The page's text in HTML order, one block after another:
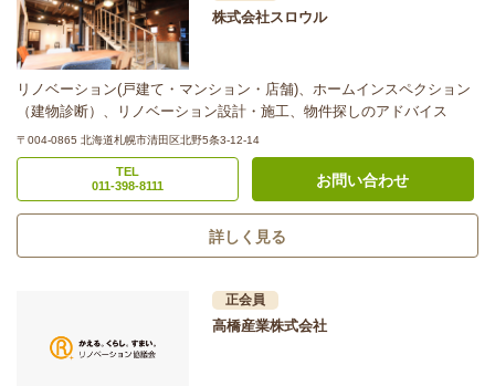
株式会社スロウル
リノベーション(戸建て・マンション・店舗)、ホームインスペクション
（建物診断）、リノベーション設計・施工、物件探しのアドバイス
〒004-0865 北海道札幌市清田区北野5条3-12-14
TEL
011-398-8111
お問い合わせ
詳しく見る
正会員
高橋産業株式会社